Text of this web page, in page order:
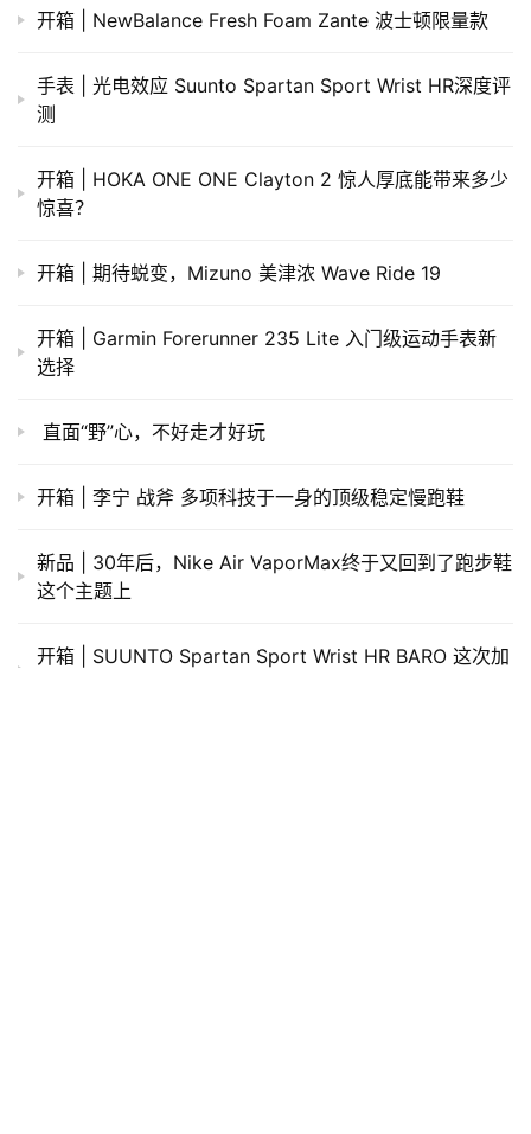
开箱 | NewBalance Fresh Foam Zante 波士顿限量款
手表 | 光电效应 Suunto Spartan Sport Wrist HR深度评
测
开箱 | HOKA ONE ONE Clayton 2 惊人厚底能带来多少
惊喜？
开箱 | 期待蜕变，Mizuno 美津浓 Wave Ride 19
开箱 | Garmin Forerunner 235 Lite 入门级运动手表新
选择
直面“野”心，不好走才好玩
开箱 | 李宁 战斧 多项科技于一身的顶级稳定慢跑鞋
新品 | 30年后，Nike Air VaporMax终于又回到了跑步鞋
这个主题上
开箱 | SUUNTO Spartan Sport Wrist HR BARO 这次加